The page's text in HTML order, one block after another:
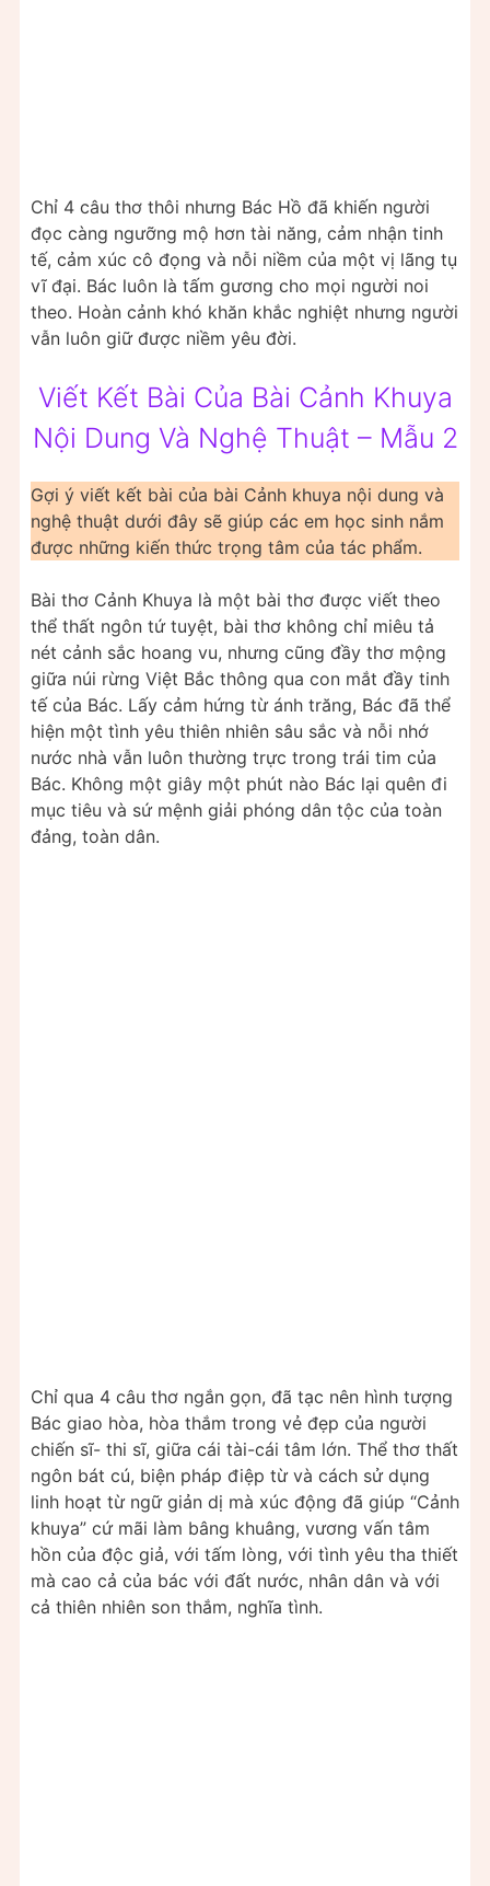
Chỉ 4 câu thơ thôi nhưng Bác Hồ đã khiến người
đọc càng ngưỡng mộ hơn tài năng, cảm nhận tinh
tế, cảm xúc cô đọng và nỗi niềm của một vị lãng tụ
vĩ đại. Bác luôn là tấm gương cho mọi người noi
theo. Hoàn cảnh khó khăn khắc nghiệt nhưng người
vẫn luôn giữ được niềm yêu đời.
Viết Kết Bài Của Bài Cảnh Khuya
Nội Dung Và Nghệ Thuật – Mẫu 2
Gợi ý viết kết bài của bài Cảnh khuya nội dung và
nghệ thuật dưới đây sẽ giúp các em học sinh nắm
được những kiến thức trọng tâm của tác phẩm.
Bài thơ Cảnh Khuya là một bài thơ được viết theo
thể thất ngôn tứ tuyệt, bài thơ không chỉ miêu tả
nét cảnh sắc hoang vu, nhưng cũng đầy thơ mộng
giữa núi rừng Việt Bắc thông qua con mắt đầy tinh
tế của Bác. Lấy cảm hứng từ ánh trăng, Bác đã thể
hiện một tình yêu thiên nhiên sâu sắc và nỗi nhớ
nước nhà vẫn luôn thường trực trong trái tim của
Bác. Không một giây một phút nào Bác lại quên đi
mục tiêu và sứ mệnh giải phóng dân tộc của toàn
đảng, toàn dân.
Chỉ qua 4 câu thơ ngắn gọn, đã tạc nên hình tượng
Bác giao hòa, hòa thắm trong vẻ đẹp của người
chiến sĩ- thi sĩ, giữa cái tài-cái tâm lớn. Thể thơ thất
ngôn bát cú, biện pháp điệp từ và cách sử dụng
linh hoạt từ ngữ giản dị mà xúc động đã giúp “Cảnh
khuya” cứ mãi làm bâng khuâng, vương vấn tâm
hồn của độc giả, với tấm lòng, với tình yêu tha thiết
mà cao cả của bác với đất nước, nhân dân và với
cả thiên nhiên son thắm, nghĩa tình.